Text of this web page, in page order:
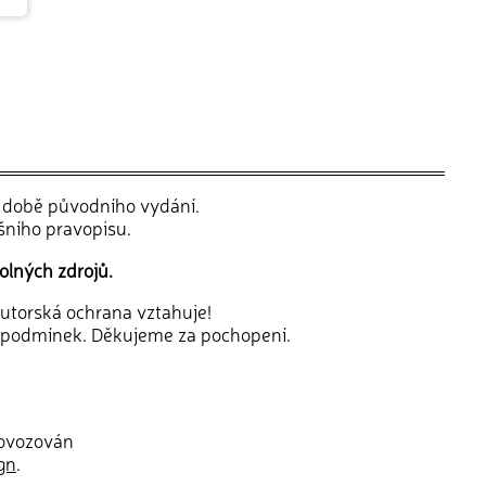
původního vydání.
pravopisu.
zdrojů.
ochrana vztahuje!
Děkujeme za pochopení.
.